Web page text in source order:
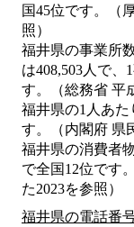
国45位です。（
照）
福井県の事業所
は408,503人で、
す。（総務省 平
福井県の1人あた
す。（内閣府 県
福井県の消費者
で全国12位です
た2023を参照）
福井県の電話番